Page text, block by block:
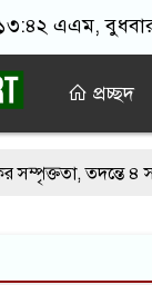
এএম,
প্রচ্ছদ
তদন্তে ৪
ক্ষমা চাইলেন